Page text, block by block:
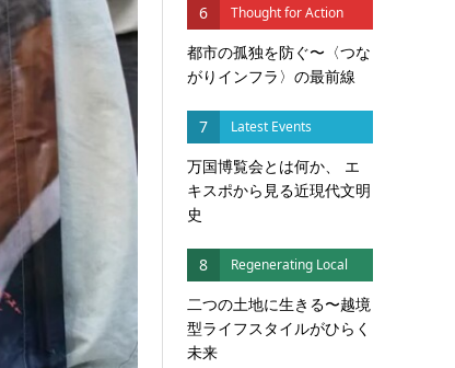
6 Thought for Action
都市の孤独を防ぐ〜〈つな
がりインフラ〉の最前線
7 Latest Events
万国博覧会とは何か、 エ
キスポから見る近現代文明
史
8 Regenerating Local
二つの土地に生きる〜越境
型ライフスタイルがひらく
未来